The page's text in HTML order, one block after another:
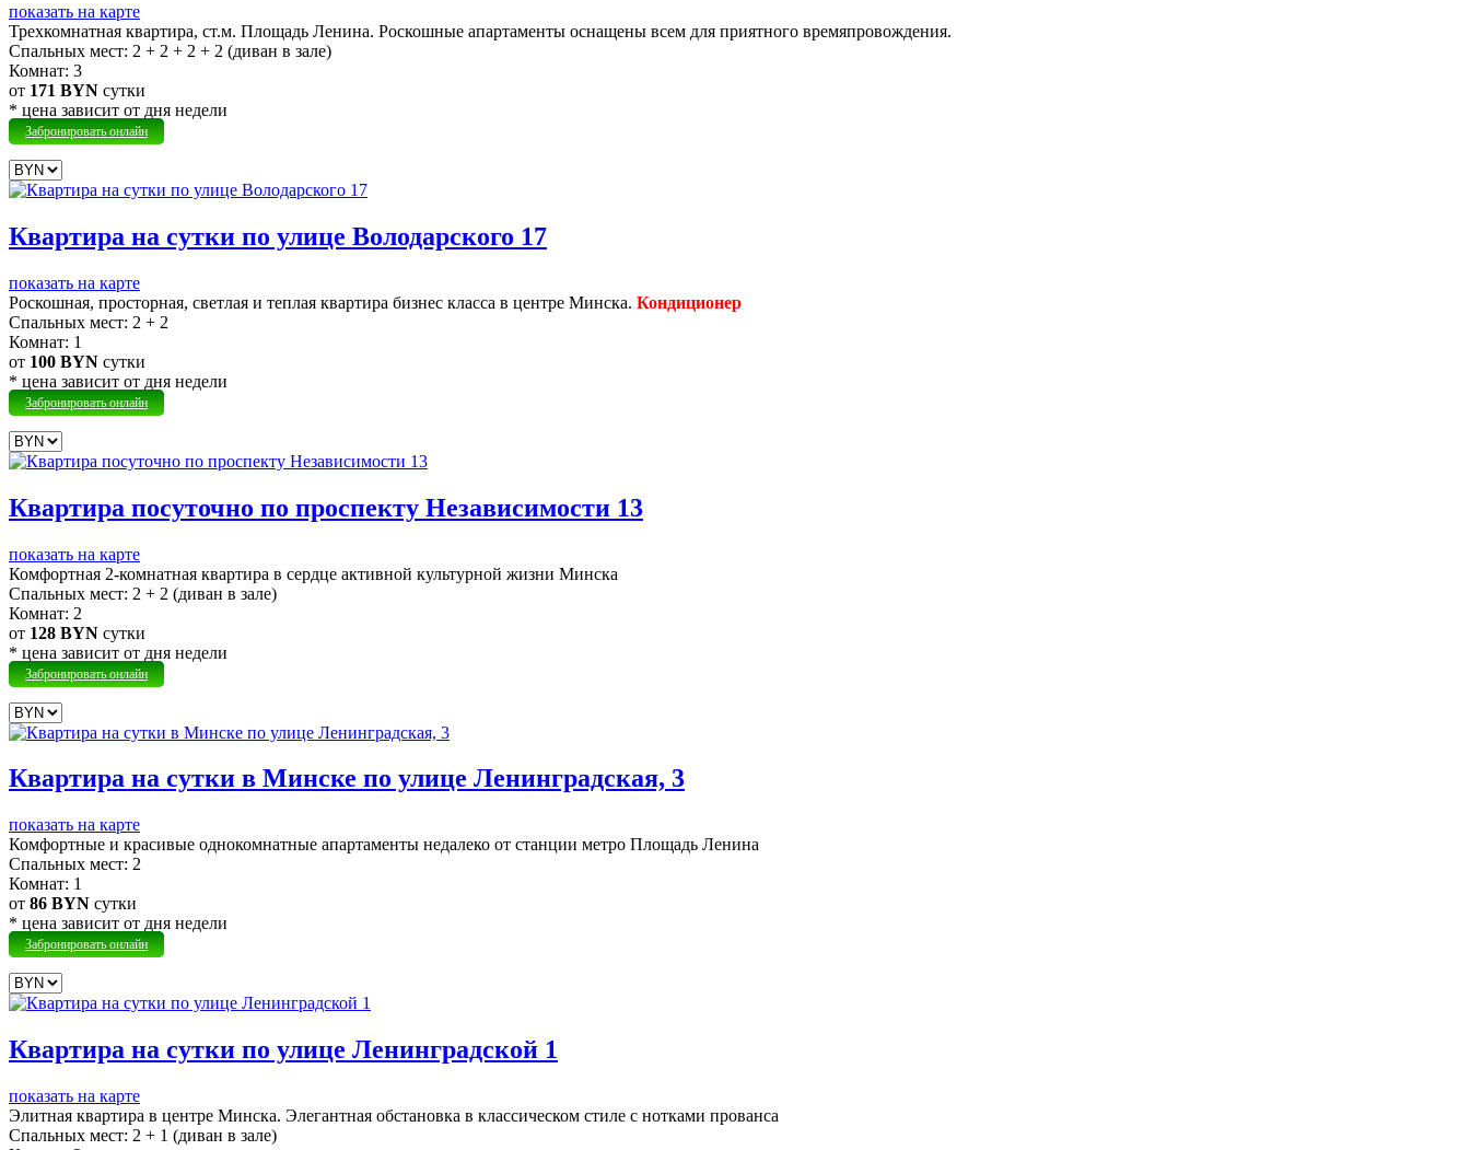
показать на карте
Трехкомнатная квартира, ст.м. Площадь Ленина. Роскошные апартаменты оснащены всем для приятного времяпровождения.
Cпальных мест: 2 + 2 + 2 + 2 (диван в зале)
Комнат: 3
от 171 BYN сутки
* цена зависит от дня недели
Забронировать онлайн
Квартира на сутки по улице Володарского 17
показать на карте
Роскошная, просторная, светлая и теплая квартира бизнес класса в центре Минска. Кондиционер
Cпальных мест: 2 + 2
Комнат: 1
от 100 BYN сутки
* цена зависит от дня недели
Забронировать онлайн
Квартира посуточно по проспекту Независимости 13
показать на карте
Комфортная 2-комнатная квартира в сердце активной культурной жизни Минска
Cпальных мест: 2 + 2 (диван в зале)
Комнат: 2
от 128 BYN сутки
* цена зависит от дня недели
Забронировать онлайн
Квартира на сутки в Минске по улице Ленинградская, 3
показать на карте
Комфортные и красивые однокомнатные апартаменты недалеко от станции метро Площадь Ленина
Cпальных мест: 2
Комнат: 1
от 86 BYN сутки
* цена зависит от дня недели
Забронировать онлайн
Квартира на сутки по улице Ленинградской 1
показать на карте
Элитная квартира в центре Минска. Элегантная обстановка в классическом стиле с нотками прованса
Cпальных мест: 2 + 1 (диван в зале)